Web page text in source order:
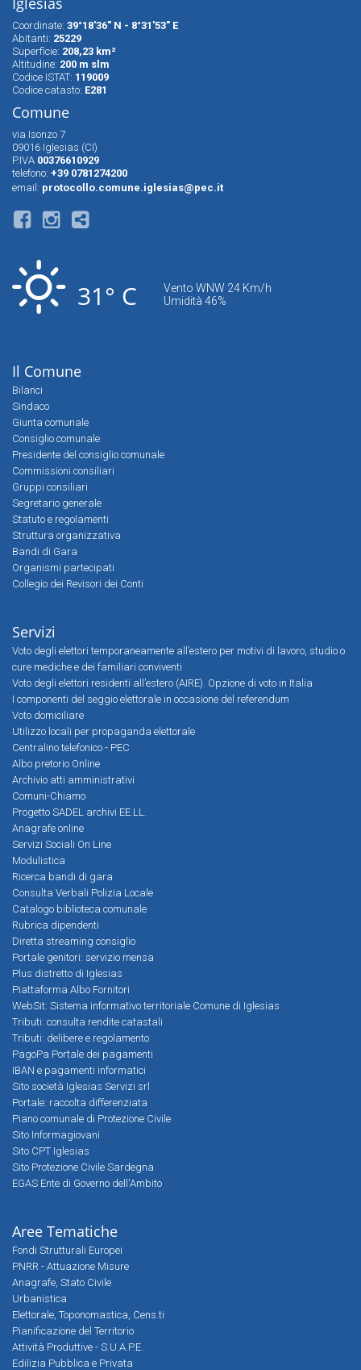
Coordinate: 39°18'36" N - 8°31'53" E
Abitanti: 25229
Superfìcie: 208,23 km²
Altitudine: 200 m slm
Codice ISTAT: 119009
Codice catasto: E281
Comune
via Isonzo 7
09016 Iglesias (CI)
P.IVA 00376610929
telefono: +39 0781274200
email: protocollo.comune.iglesias@pec.it
31° C
Vento WNW 24 Km/h
Umidità 46%
Il Comune
Bilanci
Sindaco
Giunta comunale
Consiglio comunale
Presidente del consiglio comunale
Commissioni consiliari
Gruppi consiliari
Segretario generale
Statuto e regolamenti
Struttura organizzativa
Bandi di Gara
Organismi partecipati
Collegio dei Revisori dei Conti
Servizi
Voto degli elettori temporaneamente all’estero per motivi di lavoro, studio o
cure mediche e dei familiari conviventi
Voto degli elettori residenti all’estero (AIRE). Opzione di voto in Italia
I componenti del seggio elettorale in occasione del referendum
Voto domiciliare
Utilizzo locali per propaganda elettorale
Centralino telefonico - PEC
Albo pretorio Online
Archivio atti amministrativi
Comuni-Chiamo
Progetto SADEL archivi EE.LL.
Anagrafe online
Servizi Sociali On Line
Modulistica
Ricerca bandi di gara
Consulta Verbali Polizia Locale
Catalogo biblioteca comunale
Rubrica dipendenti
Diretta streaming consiglio
Portale genitori: servizio mensa
Plus distretto di Iglesias
Piattaforma Albo Fornitori
WebSit: Sistema informativo territoriale Comune di Iglesias
Tributi: consulta rendite catastali
Tributi: delibere e regolamento
PagoPa Portale dei pagamenti
IBAN e pagamenti informatici
Sito società Iglesias Servizi srl
Portale: raccolta differenziata
Piano comunale di Protezione Civile
Sito Informagiovani
Sito CPT Iglesias
Sito Protezione Civile Sardegna
EGAS Ente di Governo dell'Ambito
Aree Tematiche
Fondi Strutturali Europei
PNRR - Attuazione Misure
Anagrafe, Stato Civile
Urbanistica
Elettorale, Toponomastica, Cens.ti
Pianificazione del Territorio
Attività Produttive - S.U.A.P.E.
Edilizia Pubblica e Privata